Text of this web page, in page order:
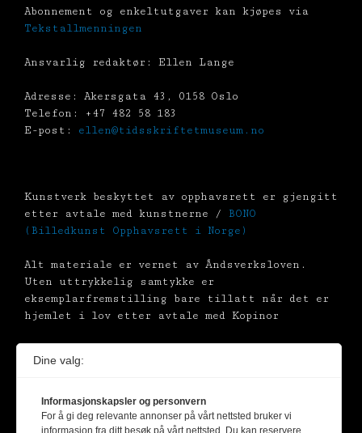
Abonnement og enkeltutgaver kan kjøpes via
Tekstallmenningen
Ansvarlig redaktør: Ellen Lange
Adresse: Akersgata 43, 0158 Oslo
Telefon: +47 482 58 183
E-post: ellen@tidsskriftetmuseum.no
Kunstverk beskyttet av opphavsrett er gjengitt
etter avtale med kunstnerne / BONO
(Billedkunst Opphavsrett i Norge)
Alt materiale er vernet av Åndsverksloven.
Uten uttrykkelig samtykke er
eksemplarfremstilling bare tillatt når det er
hjemlet i lov etter avtale med Kopinor
Dine valg:
Informasjonskapsler og personvern
For å gi deg relevante annonser på vårt nettsted bruker vi
informasjon fra ditt besøk på vårt nettsted. Du kan reservere